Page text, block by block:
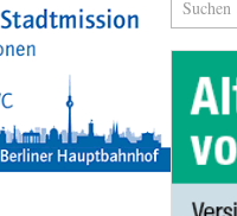
nach: